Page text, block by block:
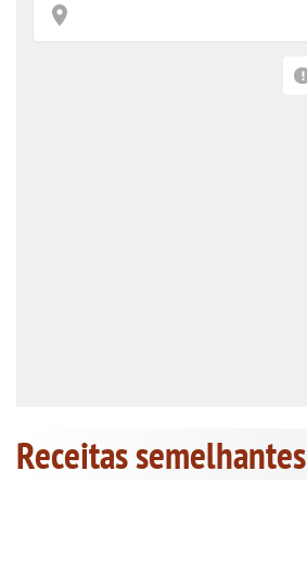
Receitas semelhantes